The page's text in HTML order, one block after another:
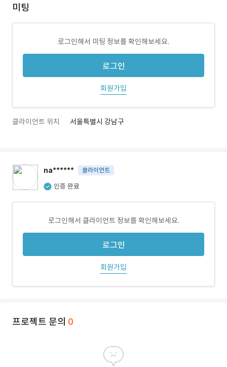
미팅
로그인해서 미팅 정보를 확인해보세요.
로그인
회원가입
클라이언트 위치 서울특별시 강남구
na****** 클라이언트
인증 완료
로그인해서 클라이언트 정보를 확인해보세요.
로그인
회원가입
프로젝트 문의 0